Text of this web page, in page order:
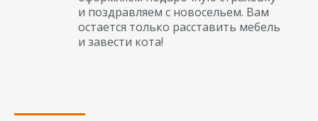
и поздравляем с новосельем. Вам
остается только расставить мебель
и завести кота!